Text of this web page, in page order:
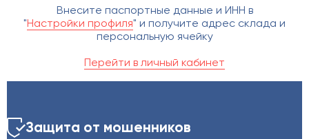
Внесите паспортные данные и ИНН в
"Настройки профиля" и получите адрес склада и
персональную ячейку
Перейти в личный кабинет
Защита от мошенников